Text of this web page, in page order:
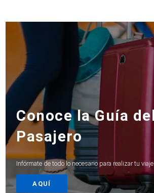
Conoce la Guía del
Pasajero
Infórmate de todo lo necesario para realizar tu viaje
AQUÍ